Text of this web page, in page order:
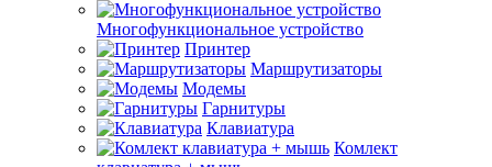
Многофункциональное устройство
Принтер
Маршрутизаторы
Модемы
Гарнитуры
Клавиатура
Комлект